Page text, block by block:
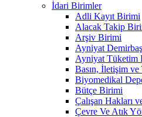
İdari Birimler
Adli Kayıt Birimi
Alacak Takip
Arşiv Birimi
Ayniyat
Ayniyat Tüketim
Basın, İletişim ve
Biyomedikal
Bütçe Birimi
Çalışan Hakları
Çevre Ve Atık